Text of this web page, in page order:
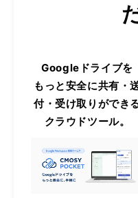
Googleドライブを
もっと安全に共有・
付・受け取りができ
クラウドツール。